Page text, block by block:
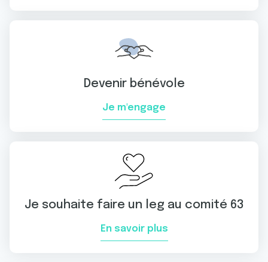
Devenir bénévole
Je m'engage
Je souhaite faire un leg au comité 63
En savoir plus